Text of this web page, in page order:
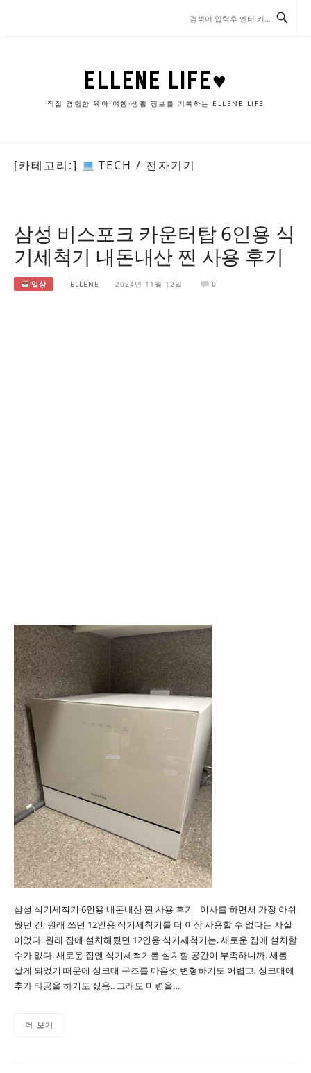
ELLENE LIFE♥
직접 경험한 육아·여행·생활 정보를 기록하는 ELLENE LIFE
[카테고리:] TECH / 전자기기
삼성 비스포크 카운터탑 6인용 식
기세척기 내돈내산 찐 사용 후기
일상 ELLENE 2024년 11월 12일 0
삼성 식기세척기 6인용 내돈내산 찐 사용 후기 이사를 하면서 가장 아쉬
웠던 건, 원래 쓰던 12인용 식기세척기를 더 이상 사용할 수 없다는 사실
이었다. 원래 집에 설치해뒀던 12인용 식기세척기는, 새로운 집에 설치할
수가 없다. 새로운 집엔 식기세척기를 설치할 공간이 부족하니까. 세를
살게 되었기 때문에 싱크대 구조를 마음껏 변형하기도 어렵고, 싱크대에
추가 타공을 하기도 싫음.. 그래도 미련을…
더 보기